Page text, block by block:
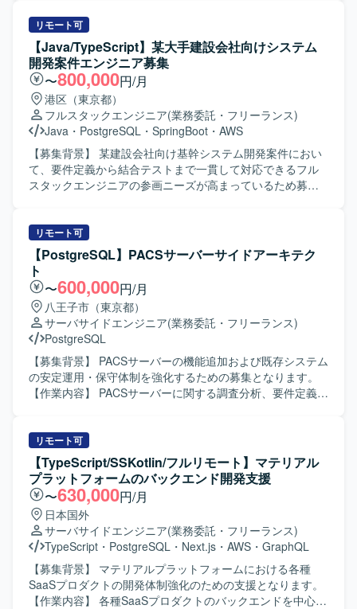
す。 【開発環境】 ZendFramework, PHP5.3→7.3,
PostgreSQL10→14以降（バージョン未確定）,
CentOS6.8（移行先OSは調査中）, 画面数115、バッチ数
227の基幹システムです。
まで一連の工程をご担当いただきます。 具体的には、テス
トで発生した不具合や問い合わせの原因調査・デバッグ、
改善提案を行っていただきます。また、システム本稼働後
の保守作業として、仕様調査や改修方針の検討、改修作業
に関連する調査・検証などを行っていただく想定です。
【求める人物像】 システム仕様や業務内容を主体的にキャ
ッチアップし、自ら課題や不明点を整理したうえで関係者
と円滑にコミュニケーションを取りながら業務を推進でき
る方を求めております。大規模プロジェクトの中で周囲と
協力しつつも、自律的に調査・検証・改善提案が行える方
が望ましいです。 【ポジションの魅力】 大規模な会員管理
ことができます。また、性能を意識したSQL作成や不具合
調査・改善提案を通じて、アプリケーション品質の向上に
寄与しながらスキルアップが図れる環境です。 【開発環
境】 JavaおよびJavaScriptを用いた業務システム開発環境
となっております。データベースには
PGSQL（PostgreSQL）が利用されており、アプリケーシ
ョンフレームワークとしてSpringBootが採用されていま
す。
リモート可
【Java/TypeScript】某大手建設会社向けシステム
開発案件エンジニア募集
〜800,000円/月
港区（東京都）
フルスタックエンジニア(業務委託・フリーランス)
Java ・ PostgreSQL ・ SpringBoot ・ AWS
【募集背景】 某建設会社向け基幹システム開発案件におい
て、要件定義から結合テストまで一貫して対応できるフル
スタックエンジニアの参画ニーズが高まっているため募集
をご担当いただきます。バックエンドとフロントエンドの
両方に携わり、システム全体を見通した開発を行っていた
だきます。 【求める人物像】 前向きに業務へ取り組み、キ
ャッチアップや技術向上に積極的な方を求めております。
関係者と連携しながら主体的に動ける方にマッチしたポジ
ションです。 【ポジションの魅力】 基幹システム開発にお
いて要件定義から結合テストまで一貫して携わることがで
きるため、上流から下流まで幅広い工程を経験できます。
バックエンドとフロントエンドの両方に関わることで、フ
ルスタックエンジニアとしてのスキルをさらに高めていた
だけます。 【開発環境】 バックエンドは
環境で開発を行います。
リモート可
【PostgreSQL】PACSサーバーサイドアーキテク
ト
〜600,000円/月
八王子市（東京都）
サーバサイドエンジニア(業務委託・フリーランス)
PostgreSQL
【募集背景】 PACSサーバーの機能追加および既存システム
の安定運用・保守体制を強化するための募集となります。
【作業内容】 PACSサーバーに関する調査分析、要件定義、
てご担当いただきます。 オンプレまたはクラウド環境を前
提としたサーバーサイドアーキテクチャ設計や、非機能要
件（性能・可用性・セキュリティ）を考慮した設計も実施
していただきます。 【求める人物像】 関係者と円滑にコミ
ュニケーションを取りながら、複数チームや製品間での調
整を主体的に進められる方を求めています。 サーバーサイ
ド設計やインフラ周りの知見を活かしながら、安定稼働と
機能拡張の両立に取り組んでいただける方が望ましいで
す。 【ポジションの魅力】 医療IT領域のPACSサーバーと
いう専門性の高い分野で、サーバーサイドアーキテクトと
して上流工程から一貫して携わることができます。 オンプ
リモート可
【TypeScript/SSKotlin/フルリモート】マテリアル
プラットフォームのバックエンド開発支援
〜630,000円/月
日本国外
サーバサイドエンジニア(業務委託・フリーランス)
TypeScript ・ PostgreSQL ・ Next.js ・ AWS ・ GraphQL
【募集背景】 マテリアルプラットフォームにおける各種
SaaSプロダクトの開発体制強化のための支援となります。
【作業内容】 各種SaaSプロダクトのバックエンドを中心と